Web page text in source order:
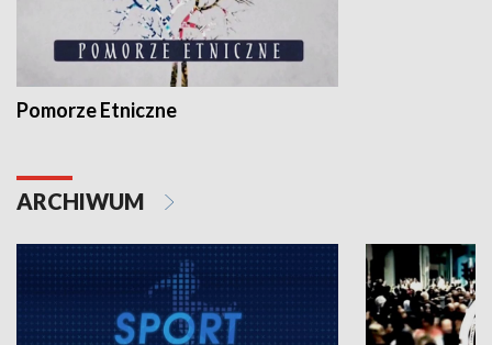
Pomorze Etniczne
ARCHIWUM